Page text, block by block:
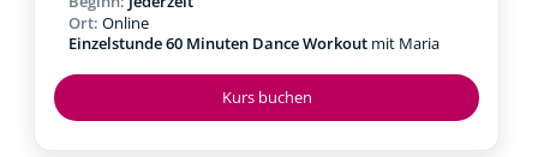
Kurs buchen
Ort: Online
Einzelstunde 60 Minuten Dance Workout mit Maria